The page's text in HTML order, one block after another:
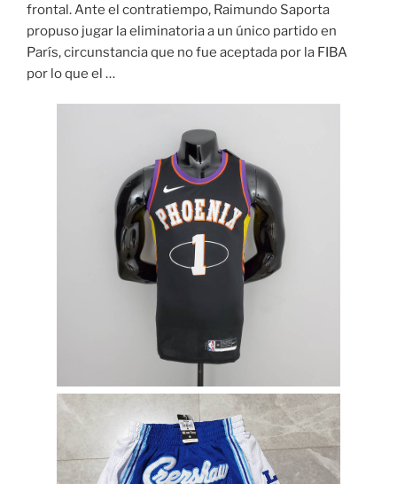
frontal. Ante el contratiempo, Raimundo Saporta
propuso jugar la eliminatoria a un único partido en
París, circunstancia que no fue aceptada por la FIBA
por lo que el …